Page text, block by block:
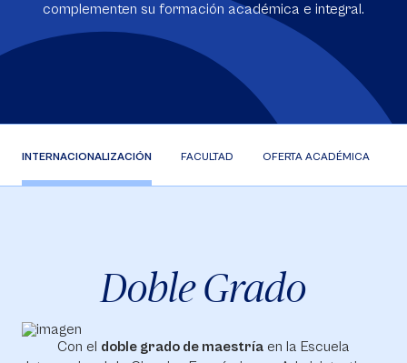
complementen su formación académica e integral.
INTERNACIONALIZACIÓN FACULTAD OFERTA ACADÉMICA
Doble Grado
Con el doble grado de maestría en la Escuela